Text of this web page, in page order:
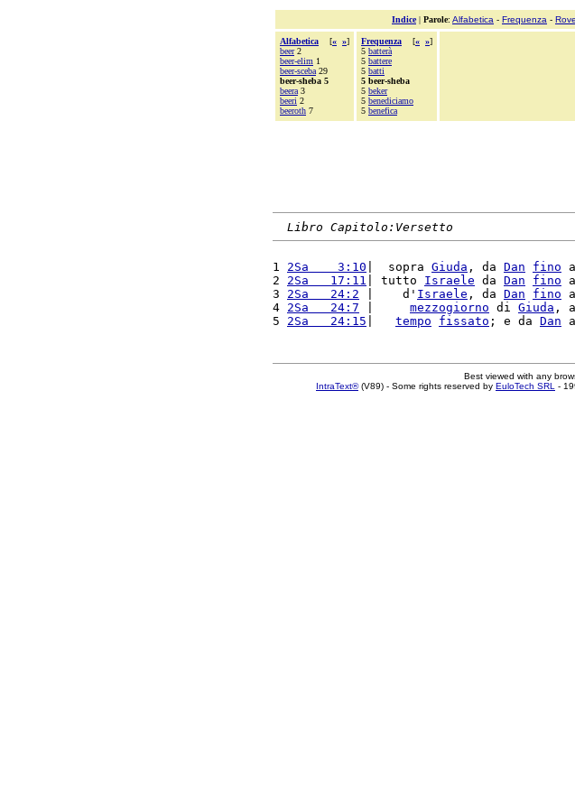
Indice| Parole: Alfabetica - Frequenza -
Alfabetica [« »]
beer2
beer-elim 1
beer-sceba 29
beer-sheba 5
beera 3
beeri 2
beeroth 7
Frequenza [« »]
5 batterà
5 battere
5 batti
5 beer-sheba
5 beker
5 benediciamo
5 benefica
Libro Capitolo:Versetto
1 2Sa    3:10 |  sopra Giuda , da Dan fino
2 2Sa   17:11 | tutto Israele da Dan fino
3 2Sa   24:2 |    d' Israele , da Dan fino
4 2Sa   24:7 mezzogiorno di Giuda ,
5 2Sa   24:15 tempo fissato ; e da Dan
Best viewed with any
IntraText®(V89) - Some rights reserved by EuloTech SRL -